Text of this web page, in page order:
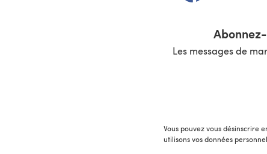
Les messages de
Vous pouvez vous désinscrire
utilisons vos données